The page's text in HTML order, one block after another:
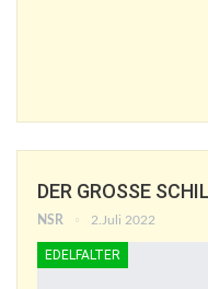
DER GROSSE
NSR 2.Juli 2022
EDELFALTER